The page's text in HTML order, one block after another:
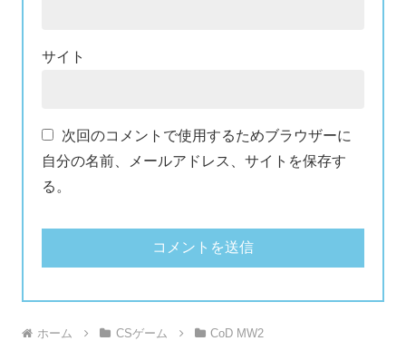
サイト
次回のコメントで使用するためブラウザーに
自分の名前、メールアドレス、サイトを保存す
る。
ホーム CSゲーム CoD MW2